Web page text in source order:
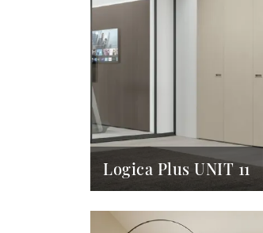
Logica Plus UNIT 11